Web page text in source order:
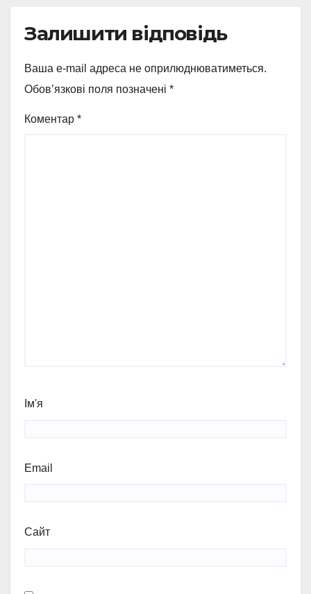
Залишити відповідь
Ваша e-mail адреса не оприлюднюватиметься.
Обов’язкові поля позначені *
Коментар *
Ім'я
Email
Сайт